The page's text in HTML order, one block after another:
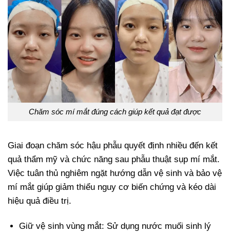
Chăm sóc mí mắt đúng cách giúp kết quả đạt được
Giai đoạn chăm sóc hậu phẫu quyết định nhiều đến kết
quả thẩm mỹ và chức năng sau phẫu thuật sụp mí mắt.
Việc tuân thủ nghiêm ngặt hướng dẫn vệ sinh và bảo vệ
mí mắt giúp giảm thiểu nguy cơ biến chứng và kéo dài
hiệu quả điều trị.
Giữ vệ sinh vùng mắt: Sử dụng nước muối sinh lý